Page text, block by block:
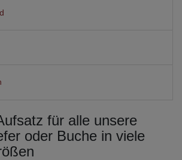
für alle unsere
oder Buche in viele